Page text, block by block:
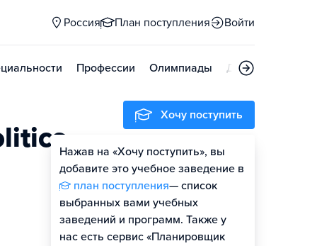
Россия План поступления Войти
Профессии Олимпиады Дни открытых
Хочу поступить
Нажав на «Хочу поступить», вы
добавите это учебное заведение в
план поступления— список
выбранных вами учебных
заведений и программ. Также у
нас есть сервис «Планировщик
Оценить шансы